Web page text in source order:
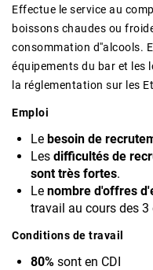
Effectue le service au
boissons chaudes ou
consommation d''alcools.
équipements du bar et les
la réglementation sur les
Emploi
Le besoin de
Les difficultés de
sont très fortes.
Le nombre d'offres
travail au cours des 3
Conditions de travail
80% sont en CDI